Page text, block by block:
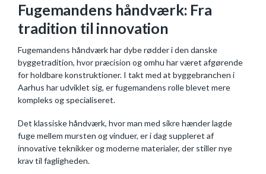
Fugemandens håndværk: Fra
tradition til innovation
Fugemandens håndværk har dybe rødder i den danske
byggetradition, hvor præcision og omhu har været afgørende
for holdbare konstruktioner. I takt med at byggebranchen i
Aarhus har udviklet sig, er fugemandens rolle blevet mere
kompleks og specialiseret.
Det klassiske håndværk, hvor man med sikre hænder lagde
fuge mellem mursten og vinduer, er i dag suppleret af
innovative teknikker og moderne materialer, der stiller nye
krav til fagligheden.